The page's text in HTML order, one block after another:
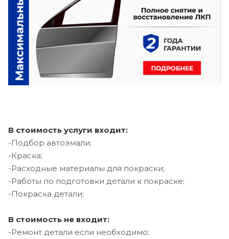
В стоимость услуги входит:
-Подбор автоэмали;
-Краска;
-Расходные материалы для покраски;
-Работы по подготовки детали к покраске;
-Покраска детали;
В стоимость не входит:
-Ремонт детали если необходимо;